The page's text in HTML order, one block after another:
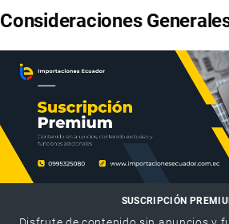
Consideraciones
SUSCRIPCIÓN